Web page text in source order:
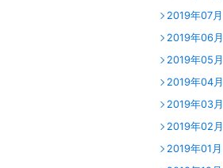
2019年07月
2019年06月
2019年05月
2019年04月
2019年03月
2019年02月
2019年01月